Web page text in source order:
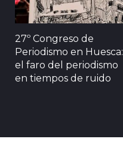
27º Congreso de
Periodismo en Huesca:
el faro del periodismo
en tiempos de ruido